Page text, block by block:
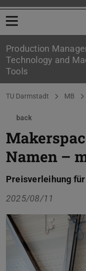
Open menu
Production
Technology and
Tools
You are here:
TU Darmstadt MB
back
Namen –
Preisverleihung
2025/08/11